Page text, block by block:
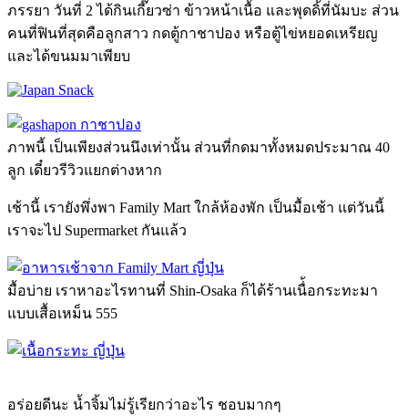
ภรรยา วันที่ 2 ได้กินเกี๊ยวซ่า ข้าวหน้าเนื้อ และพุดดิ้ที่นัมบะ ส่วน
คนที่ฟินที่สุดคือลูกสาว กดตู้กาชาปอง หรือตู้ไข่หยอดเหรียญ
และได้ขนมมาเพียบ
ภาพนี้ เป็นเพียงส่วนนึงเท่านั้น ส่วนที่กดมาทั้งหมดประมาณ 40
ลูก เดี๋ยวรีวิวแยกต่างหาก
เช้านี้ เรายังพึ่งพา Family Mart ใกล้ห้องพัก เป็นมื้อเช้า แต่วันนี้
เราจะไป Supermarket กันแล้ว
มื้อบ่าย เราหาอะไรทานที่ Shin-Osaka ก็ได้ร้านเนื่้อกระทะมา
แบบเสื้อเหม็น 555
อร่อยดีนะ น้ำจิ้มไม่รู้เรียกว่าอะไร ชอบมากๆ